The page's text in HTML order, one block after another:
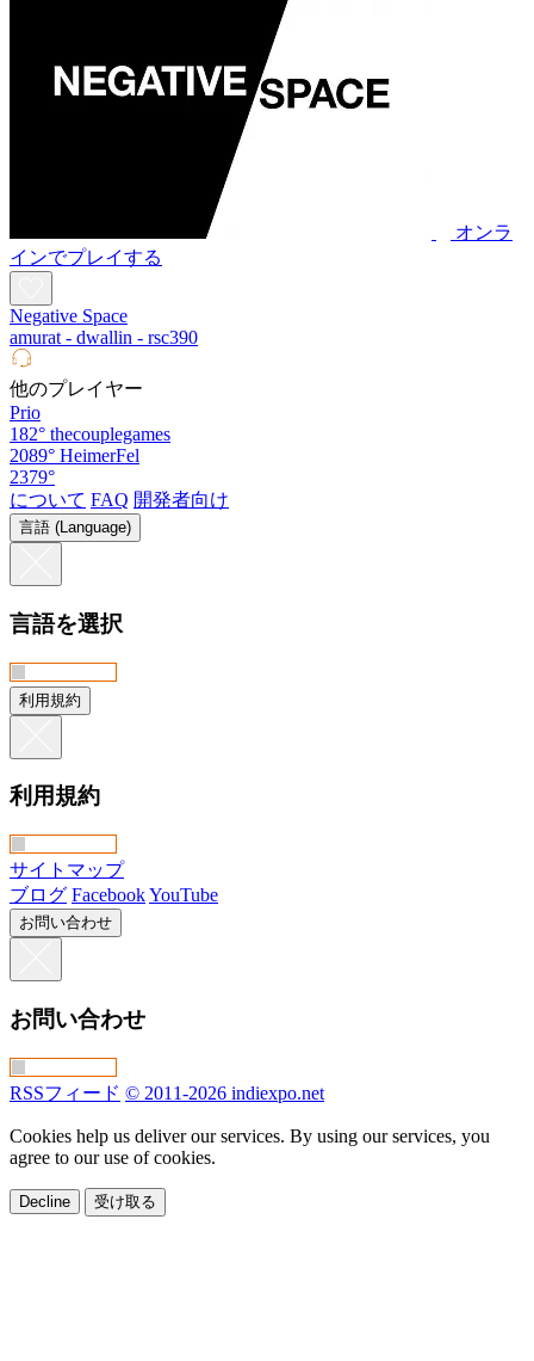
オンラ
インでプレイする
Negative Space
amurat - dwallin - rsc390
他のプレイヤー
Prio
182° thecouplegames
2089° HeimerFel
2379°
について FAQ 開発者向け
言語 (Language)
言語を選択
利用規約
利用規約
サイトマップ
ブログ FacebookYouTube
お問い合わせ
お問い合わせ
RSSフィード © 2011-2026 indiexpo.net
Cookies help us deliver our services. By using our services, you
agree to our use of cookies.
Decline 受け取る